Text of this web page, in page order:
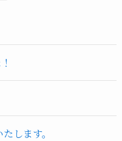
します。